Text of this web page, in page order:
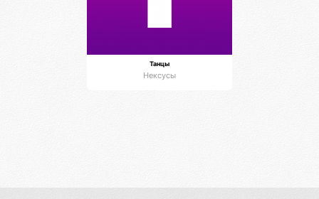
Танцы
Нексусы